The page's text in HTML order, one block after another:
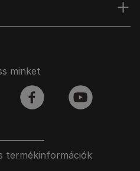
termékinformációk
minket
facebook youtube